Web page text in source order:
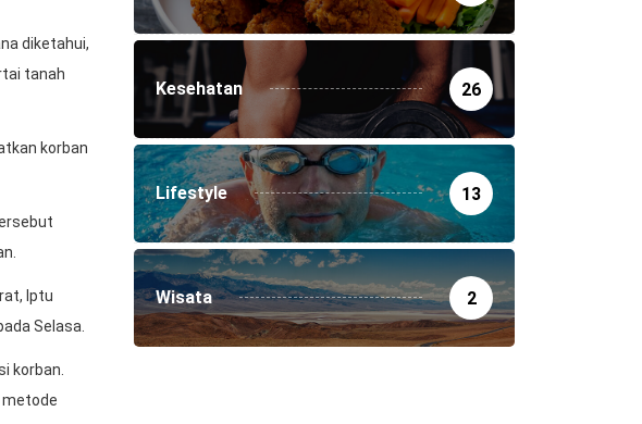
diketahui,
tanah
korban
Iptu
Selasa.
korban.
metode
Kesehatan 26
Lifestyle 13
Wisata 2